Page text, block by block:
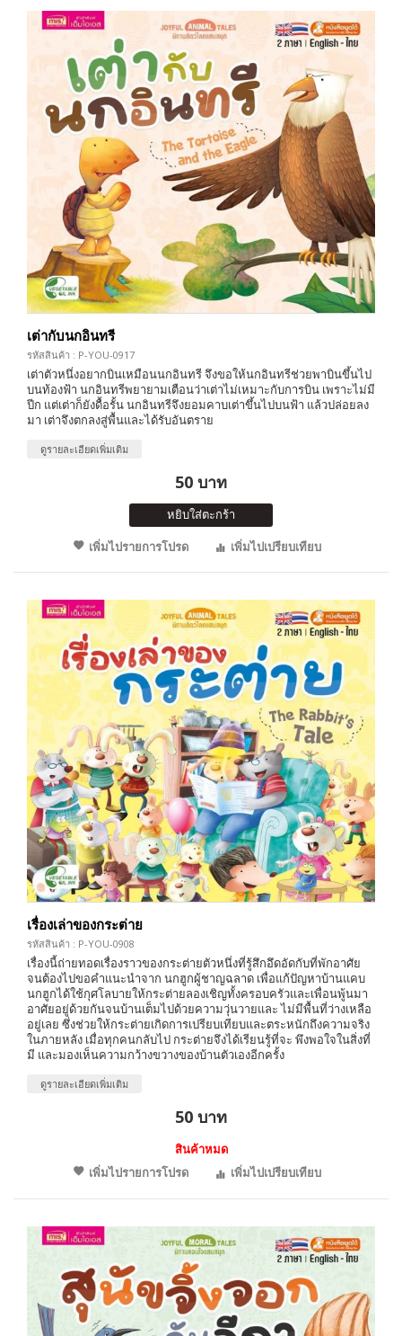
เต่ากับนกอินทรี
รหัสสินค้า : P-YOU-0917
เต่าตัวหนึ่งอยากบินเหมือนนกอินทรี จึงขอให้นกอินทรีช่วยพาบินขึ้นไป
บนท้องฟ้า นกอินทรีพยายามเตือนว่าเต่าไม่เหมาะกับการบิน เพราะไม่มี
ปีก แต่เต่าก็ยังดื้อรั้น นกอินทรีจึงยอมคาบเต่าขึ้นไปบนฟ้า แล้วปล่อยลง
มา เต่าจึงตกลงสู่พื้นและได้รับอันตราย
ดูรายละเอียดเพิ่มเติม
50 บาท
หยิบใส่ตะกร้า
เพิ่มไปรายการโปรด
เพิ่มไปเปรียบเทียบ
เรื่องเล่าของกระต่าย
รหัสสินค้า : P-YOU-0908
เรื่องนี้ถ่ายทอดเรื่องราวของกระต่ายตัวหนึ่งที่รู้สึกอึดอัดกับที่พักอาศัย
จนต้องไปขอคำแนะนำจาก นกฮูกผู้ชาญฉลาด เพื่อแก้ปัญหาบ้านแคบ
นกฮูกได้ใช้กุศโลบายให้กระต่ายลองเชิญทั้งครอบครัวและเพื่อนพู้นมา
อาศัยอยู่ด้วยกันจนบ้านเต็มไปด้วยความวุ่นวายและ ไม่มีพื้นที่ว่างเหลือ
อยู่เลย ซึ่งช่วยให้กระต่ายเกิดการเปรียบเทียบและตระหนักถึงความจริง
ในภายหลัง เมื่อทุกคนกลับไป กระต่ายจึงได้เรียนรู้ที่จะ พึงพอใจในสิ่งที่
มี และมองเห็นความกว้างขวางของบ้านตัวเองอีกครั้ง
ดูรายละเอียดเพิ่มเติม
50 บาท
สินค้าหมด
เพิ่มไปรายการโปรด
เพิ่มไปเปรียบเทียบ